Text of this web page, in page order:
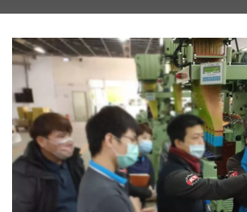
Textilmaschinen,
Lieferzeiten -
(KY)